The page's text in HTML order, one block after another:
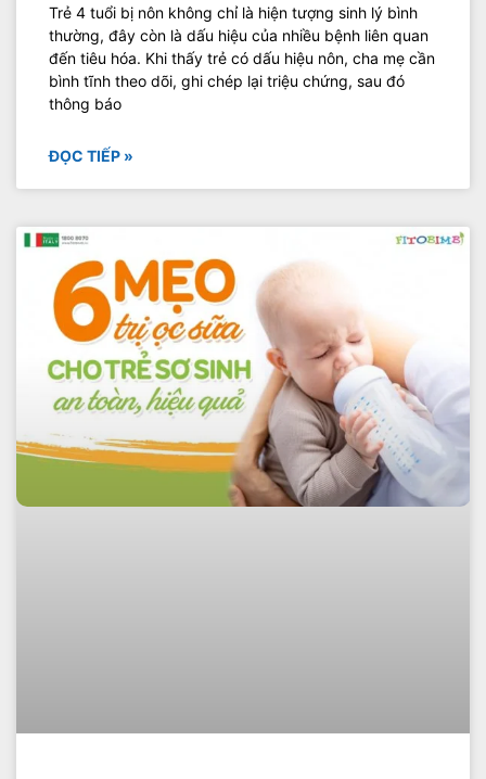
Trẻ 4 tuổi bị nôn không chỉ là hiện tượng sinh lý bình
thường, đây còn là dấu hiệu của nhiều bệnh liên quan
đến tiêu hóa. Khi thấy trẻ có dấu hiệu nôn, cha mẹ cần
bình tĩnh theo dõi, ghi chép lại triệu chứng, sau đó
thông báo
ĐỌC TIẾP »